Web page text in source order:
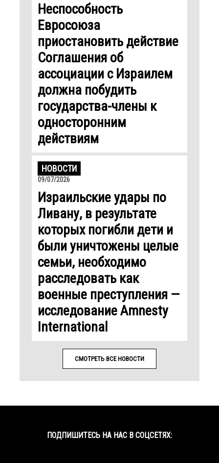
Неспособность
Евросоюза
приостановить действие
Соглашения об
ассоциации с Израилем
должна побудить
государства-члены к
односторонним
действиям
НОВОСТИ
09/07/2026
Израильские удары по
Ливану, в результате
которых погибли дети и
были уничтожены целые
семьи, необходимо
расследовать как
военные преступления —
исследование Amnesty
International
СМОТРЕТЬ ВСЕ НОВОСТИ
ПОДПИШИТЕСЬ НА НАС В СОЦСЕТЯХ: